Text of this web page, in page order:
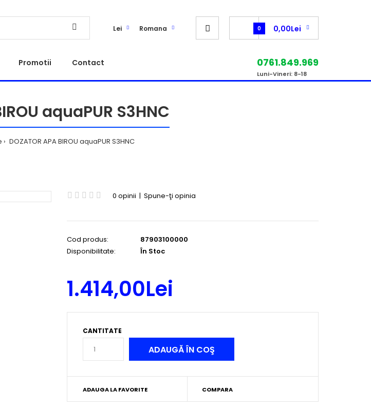
Lei Romana 0 0,00Lei
Promotii Contact 0761.849.969
Luni-Vineri: 8-18
aquaPUR S3HNC
DOZATOR APA BIROU aquaPUR S3HNC
0 opinii | Spune-ţi opinia
Cod produs:
87903100000
Disponibilitate:
În Stoc
1.414,00Lei
CANTITATE
ADAUGA LA FAVORITE COMPARA